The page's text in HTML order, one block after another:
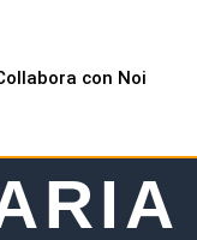
con Noi